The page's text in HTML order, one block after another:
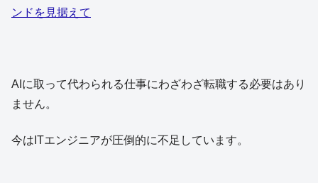
ンドを見据えて
AIに取って代わられる仕事にわざわざ転職する必要はあり
ません。
今はITエンジニアが圧倒的に不足しています。